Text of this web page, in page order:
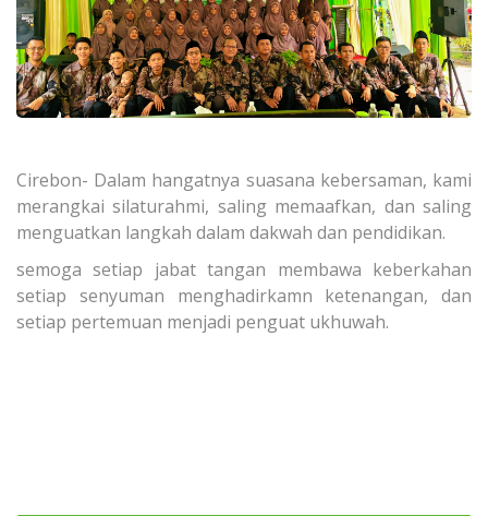
Cirebon- Dalam hangatnya suasana kebersaman, kami
merangkai silaturahmi, saling memaafkan, dan saling
menguatkan langkah dalam dakwah dan pendidikan.
semoga setiap jabat tangan membawa keberkahan
setiap senyuman menghadirkamn ketenangan, dan
setiap pertemuan menjadi penguat ukhuwah.